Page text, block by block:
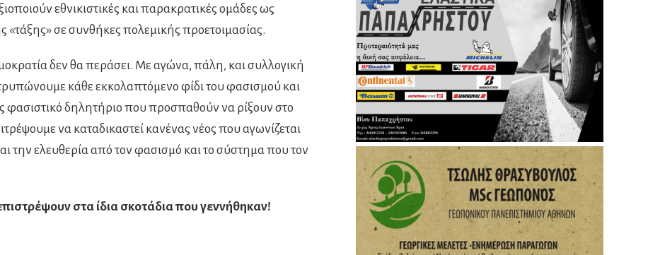
εθνικιστικές και παρακρατικές ομάδες ως
«τάξης» σε συνθήκες πολεμικής προετοιμασίας.
δεν θα περάσει. Με αγώνα, πάλη, και συλλογική
κάθε εκκολαπτόμενο φίδι του φασισμού και
φασιστικό δηλητήριο που προσπαθούν να ρίξουν στο
να καταδικαστεί κανένας νέος που αγωνίζεται
την ελευθερία από τον φασισμό και το σύστημα που τον
στα ίδια σκοτάδια που γεννήθηκαν!